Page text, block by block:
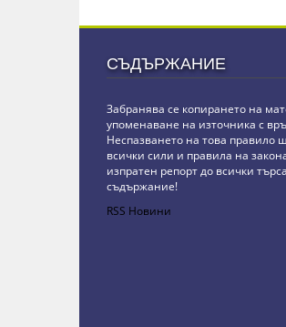
СЪДЪРЖАНИЕ
Забранява се копирането на
упоменаване на източника с
Неспазването на това правило
всички сили и правила на
изпратен репорт до всички
съдържание!
RSS Новини